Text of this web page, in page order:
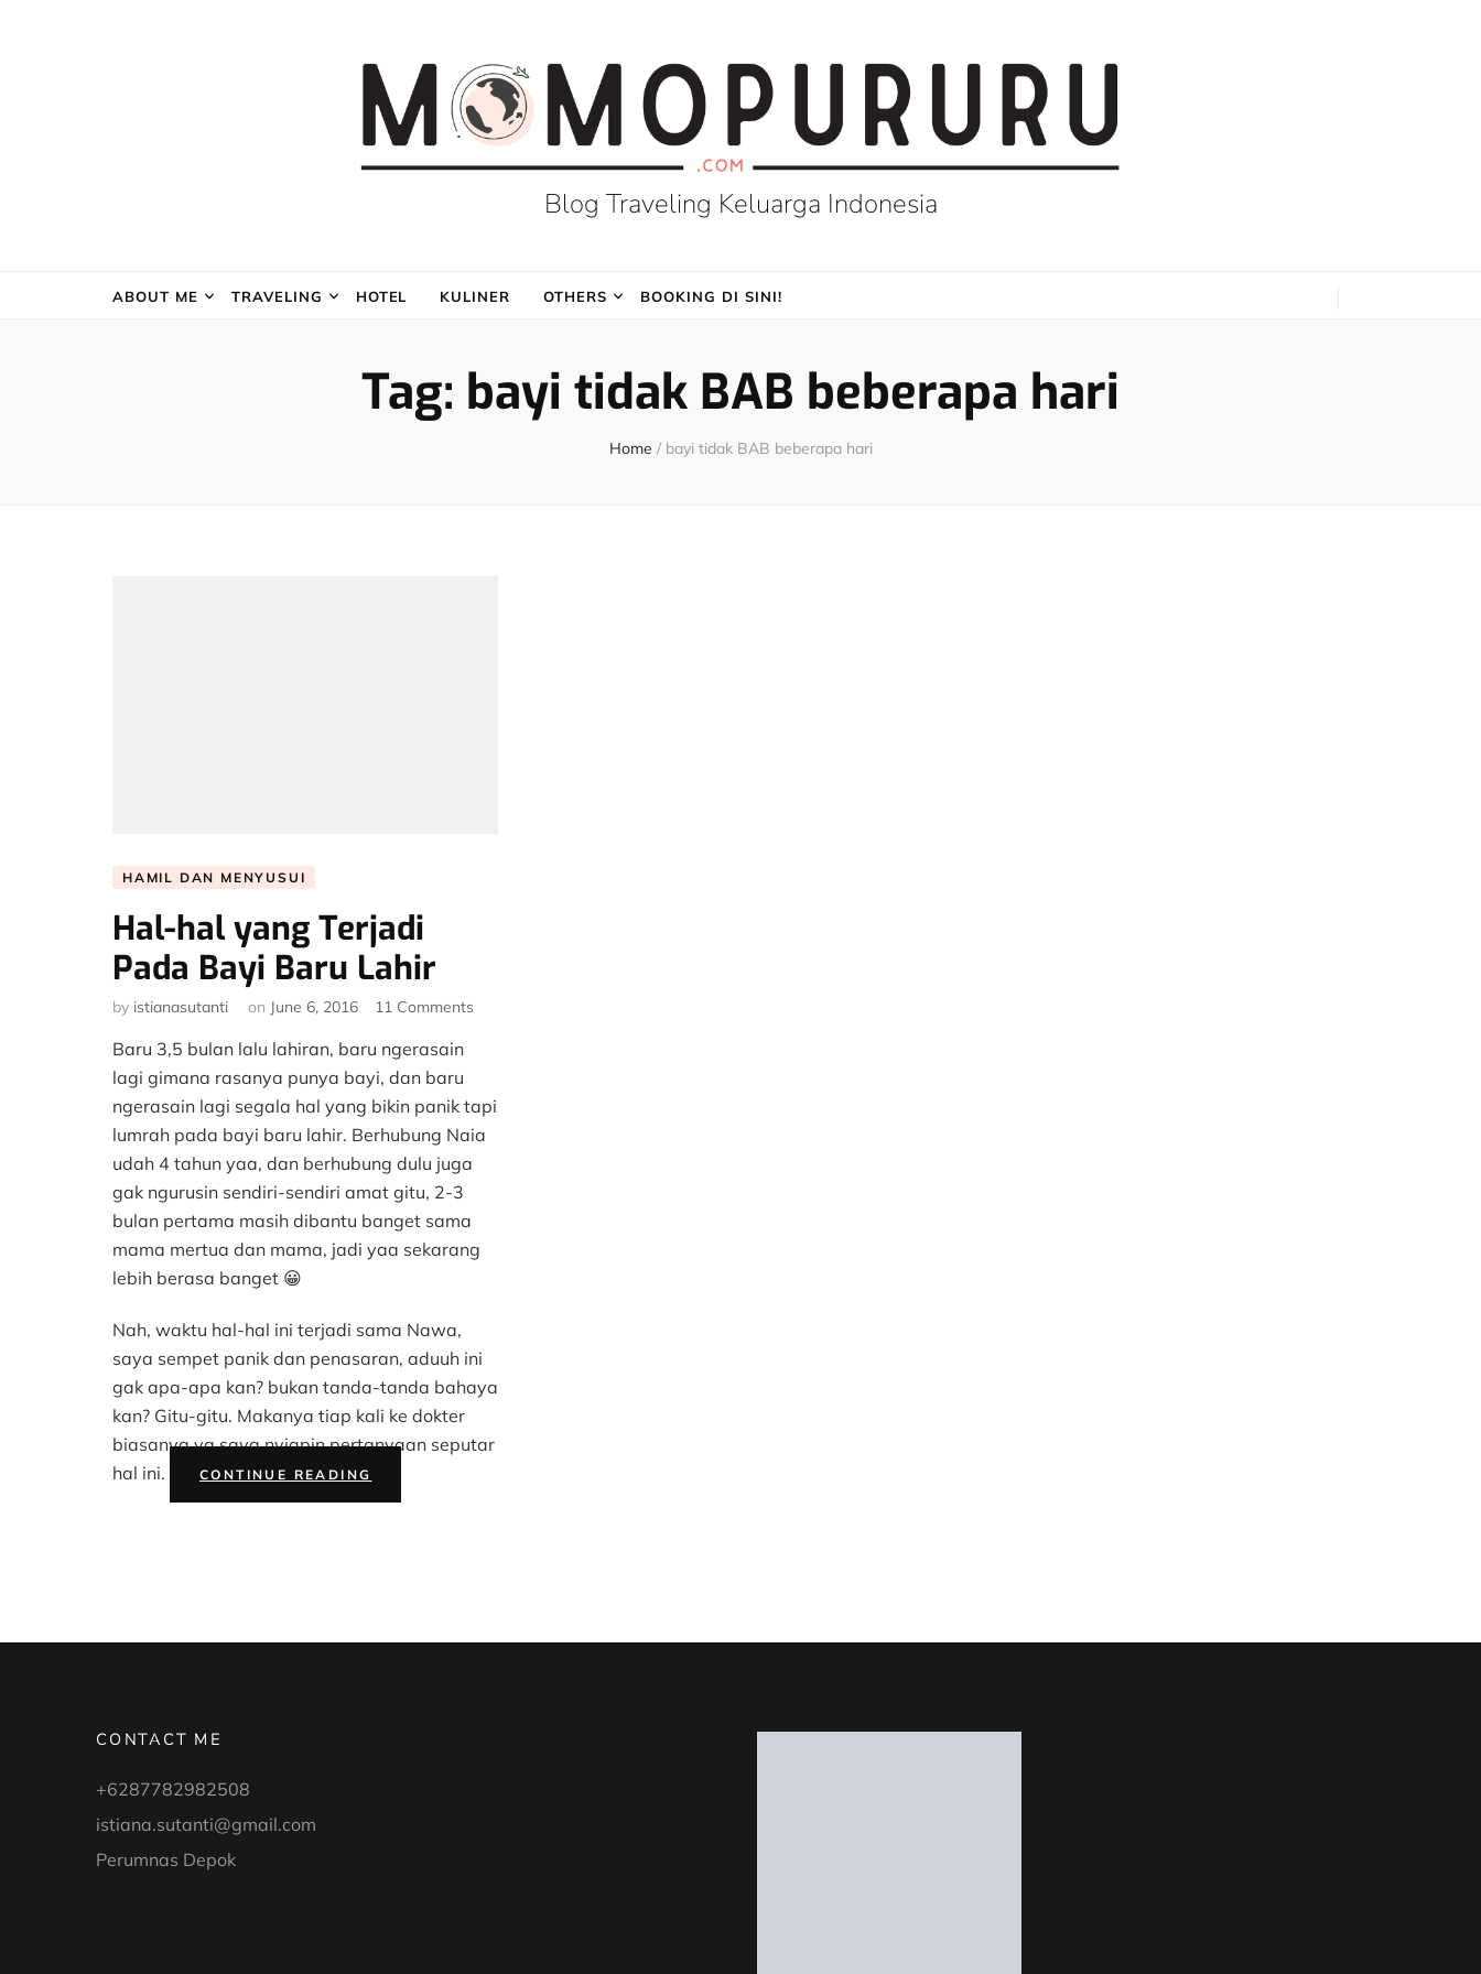
Blog Traveling Keluarga Indonesia
ABOUT ME TRAVELING HOTEL KULINER OTHERS BOOKING DI SINI!
Tag: bayi tidak BAB beberapa hari
Home / bayi tidak BAB beberapa hari
HAMIL DAN MENYUSUI
Hal-hal yang Terjadi
Pada Bayi Baru Lahir
by istianasutanti on June 6, 2016 11 Comments
Terjadi
Pada
Bayi
Baru 3,5 bulan lalu lahiran, baru ngerasain
lagi gimana rasanya punya bayi, dan baru
ngerasain lagi segala hal yang bikin panik tapi
lumrah pada bayi baru lahir. Berhubung Naia
udah 4 tahun yaa, dan berhubung dulu juga
gak ngurusin sendiri-sendiri amat gitu, 2-3
bulan pertama masih dibantu banget sama
mama mertua dan mama, jadi yaa sekarang
lebih berasa banget 😀
Nah, waktu hal-hal ini terjadi sama Nawa,
saya sempet panik dan penasaran, aduuh ini
gak apa-apa kan? bukan tanda-tanda bahaya
kan? Gitu-gitu. Makanya tiap kali ke dokter
biasanya ya saya nyiapin pertanyaan seputar
hal ini.
CONTINUE READINGHAL
TERJADI
CONTACT ME
+6287782982508
istiana.sutanti@gmail.com
Perumnas Depok